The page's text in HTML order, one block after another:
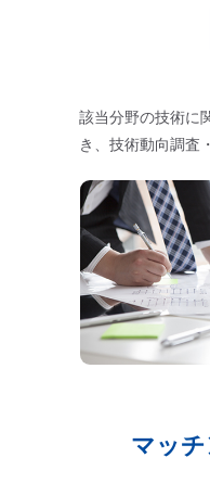
該当分野の技術に
き、技術動向調査
マッ